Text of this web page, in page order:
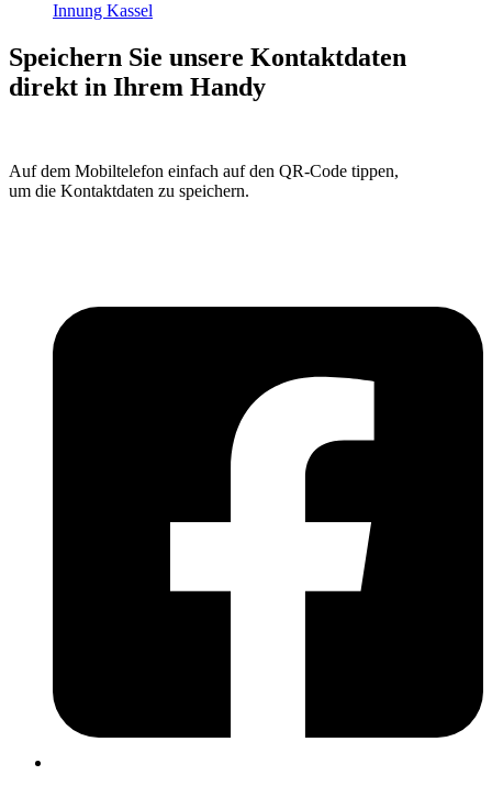
Innung Kassel
Speichern Sie unsere Kontaktdaten
direkt in Ihrem Handy
Auf dem Mobiltelefon einfach auf den QR-Code tippen,
um die Kontaktdaten zu speichern.